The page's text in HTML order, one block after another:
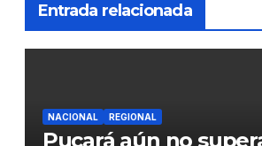
Entrada relacionada
NACIONAL REGIONAL
Pucará aún no